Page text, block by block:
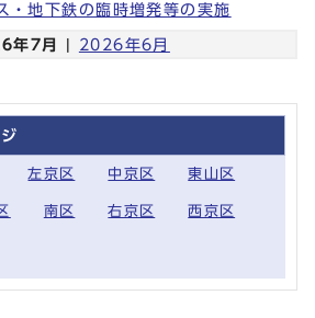
・地下鉄の臨時増発等の実施
年7月 | 2026年6月
左京区 中京区 東山区
南区 右京区 西京区